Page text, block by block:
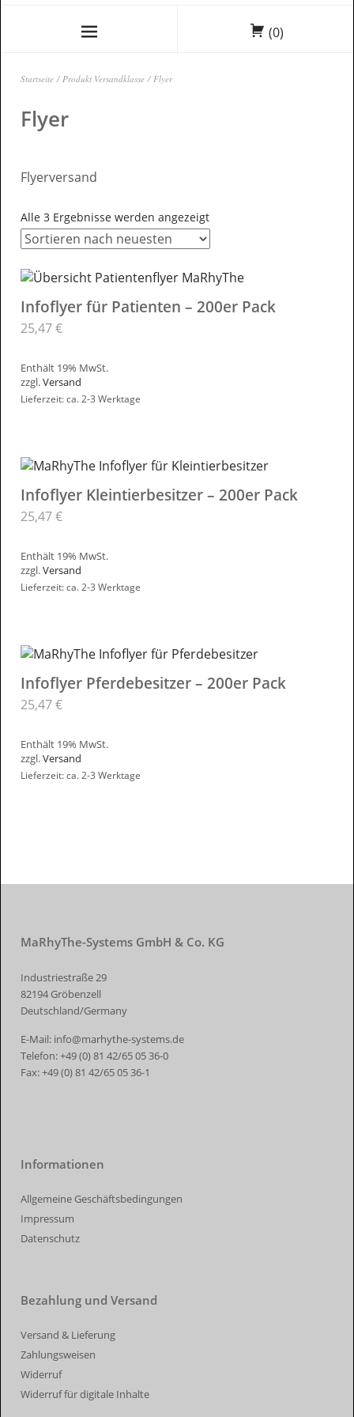
(0)
Startseite / Produkt Versandklasse / Flyer
Flyer
Flyerversand
Alle 3 Ergebnisse werden angezeigt
Infoflyer für Patienten – 200er Pack
25,47€
Enthält 19% MwSt.
zzgl.Versand
Lieferzeit: ca. 2-3 Werktage
Infoflyer Kleintierbesitzer – 200er Pack
25,47€
Enthält 19% MwSt.
zzgl.Versand
Lieferzeit: ca. 2-3 Werktage
Infoflyer Pferdebesitzer – 200er Pack
25,47€
Enthält 19% MwSt.
zzgl.Versand
Lieferzeit: ca. 2-3 Werktage
MaRhyThe-Systems GmbH & Co. KG
Industriestraße 29
82194 Gröbenzell
Deutschland/Germany
E-Mail: info@marhythe-systems.de
Telefon:+49 (0) 81 42/65 05 36-0
Fax:+49 (0) 81 42/65 05 36-1
Informationen
Allgemeine Geschäftsbedingungen
Impressum
Datenschutz
Bezahlung und Versand
Versand & Lieferung
Zahlungsweisen
Widerruf
Widerruf für digitale Inhalte